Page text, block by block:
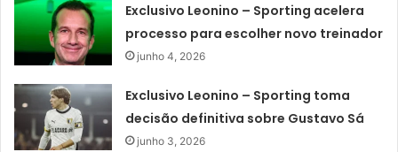
Exclusivo Leonino – Sporting acelera
processo para escolher novo treinador
junho 4, 2026
Exclusivo Leonino – Sporting toma
decisão definitiva sobre Gustavo Sá
junho 3, 2026